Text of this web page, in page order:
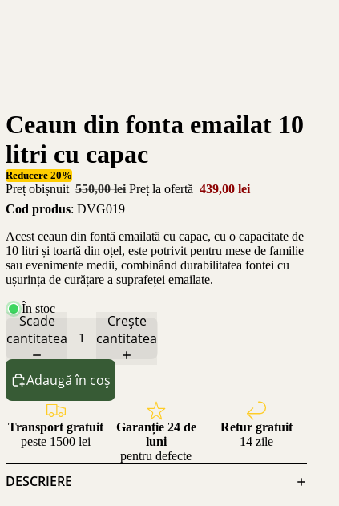
Ceaun din fonta emailat 10
litri cu capac
Reducere 20%
Preț obișnuit 550,00 lei Preț la ofertă 439,00 lei
Cod produs: DVG019
Acest ceaun din fontă emailată cu capac, cu o capacitate de
10 litri și toartă din oțel, este potrivit pentru mese de familie
sau evenimente medii, combinând durabilitatea fontei cu
ușurința de curățare a suprafeței emailate.
În stoc
Scade
cantitatea
Crește
cantitatea
Adaugă în coș
Transport gratuit
peste 1500 lei
Garanție 24 de
luni
pentru defecte
Retur gratuit
14 zile
DESCRIERE